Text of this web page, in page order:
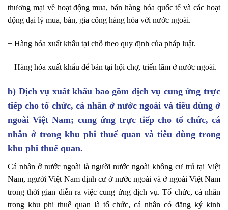
thương mại về hoạt động mua, bán hàng hóa quốc tế và các hoạt
động đại lý mua, bán, gia công hàng hóa với nước ngoài.
+ Hàng hóa xuất khẩu tại chỗ theo quy định của pháp luật.
+ Hàng hóa xuất khẩu để bán tại hội chợ, triển lãm ở nước ngoài.
b) Dịch vụ xuất khẩu bao gồm dịch vụ cung ứng trực
tiếp cho tổ chức, cá nhân ở nước ngoài và tiêu dùng ở
ngoài Việt Nam; cung ứng trực tiếp cho tổ chức, cá
nhân ở trong khu phi thuế quan và tiêu dùng trong
khu phi thuế quan.
Cá nhân ở nước ngoài là người nước ngoài không cư trú tại Việt
Nam, người Việt Nam định cư ở nước ngoài và ở ngoài Việt Nam
trong thời gian diễn ra việc cung ứng dịch vụ. Tổ chức, cá nhân
trong khu phi thuế quan là tổ chức, cá nhân có đăng ký kinh